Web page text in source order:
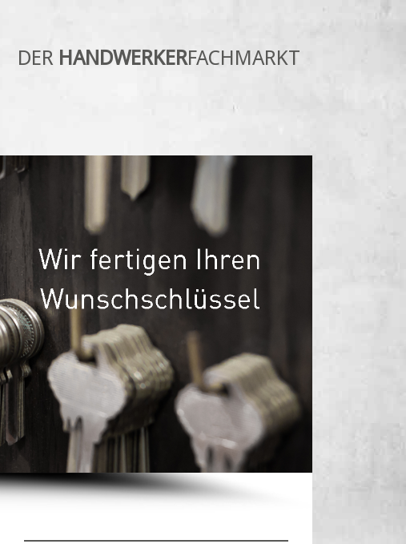
DER HANDWERKERFACHMARKT